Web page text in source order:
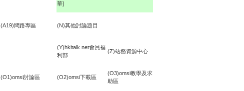
華]
(A19)問路專區 (N)其他討論題目
(Y)hkitalk.net會員福
利部
(Z)站務資源中心
(O1)omsi討論區 (O2)omsi下載區
(O3)omsi教學及求
助區